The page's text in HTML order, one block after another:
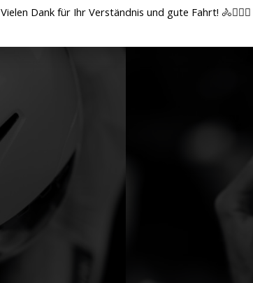
Vielen Dank für Ihr Verständnis und gute Fahrt! 🚴🚴🏻‍♀️